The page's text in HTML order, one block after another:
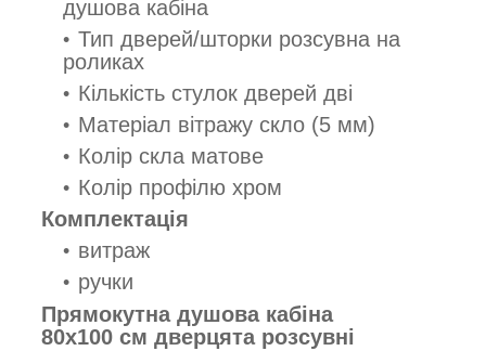
душова кабіна
Тип дверей/шторки розсувна на
роликах
Кількість стулок дверей дві
Матеріал вітражу скло (5 мм)
Колір скла матове
Колір профілю хром
Комплектація
витраж
ручки
Прямокутна душова кабіна
80х100 см дверцята розсувні